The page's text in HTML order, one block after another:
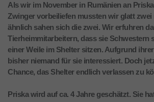
Als wir im November in Rumänien an
Zwinger vorbeiliefen mussten wir glatt zwei
ähnlich sahen sich die zwei. Wir erfuhren
Tierheimmitarbeitern, dass sie Schwestern
einer Weile im Shelter sitzen. Aufgrund
bisher niemand für sie interessiert. Doch
Chance, das Shelter endlich verlassen zu
Priska wird auf ca. 4 Jahre geschätzt. Sie